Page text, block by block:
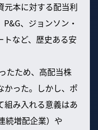
元本に対する配当利
、ジョンソン・
トなど、歴史ある安
たため、高配当株
かった。しかし、ポ
組み入れる意義はあ
続増配企業）や